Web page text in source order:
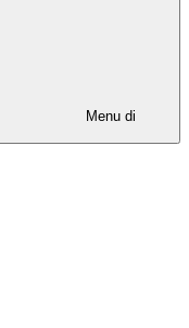
Menu di